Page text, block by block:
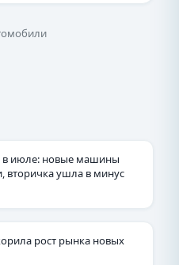
в июле: новые машины
вторичка ушла в минус
рост рынка новых